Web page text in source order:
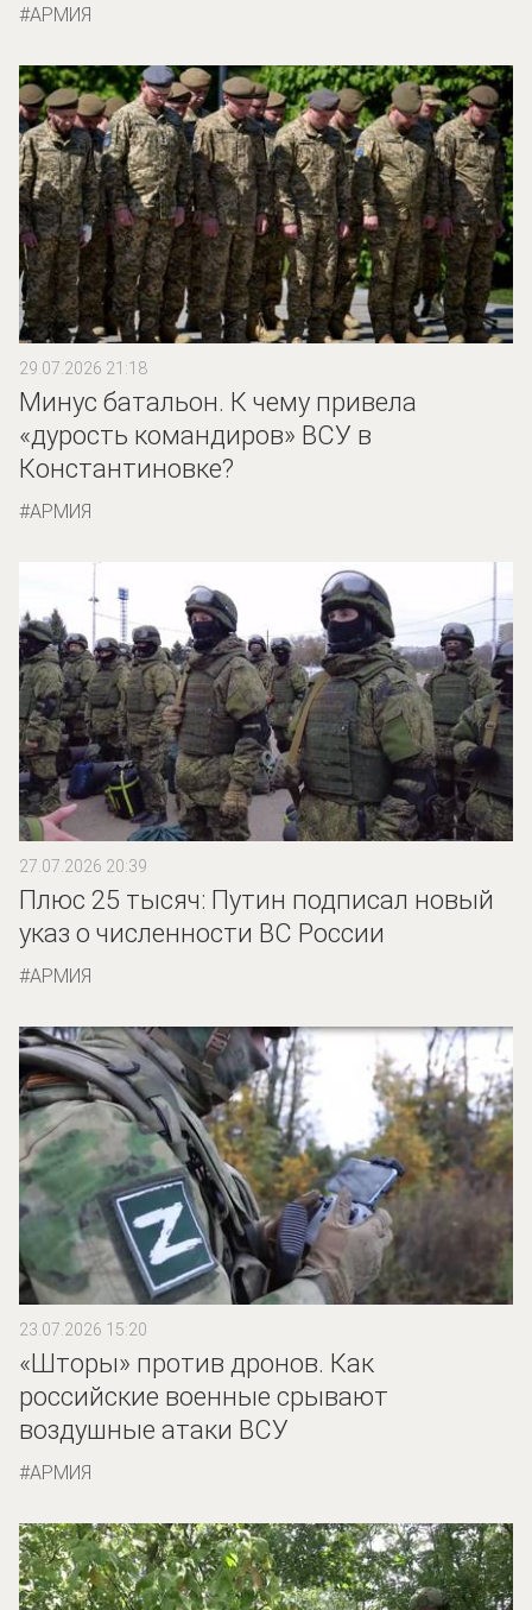
АРМИЯ
29.07.2026 21:18
Минус батальон. К чему привела
«дурость командиров» ВСУ в
Константиновке?
АРМИЯ
27.07.2026 20:39
Плюс 25 тысяч: Путин подписал новый
указ о численности ВС России
АРМИЯ
23.07.2026 15:20
«Шторы» против дронов. Как
российские военные срывают
воздушные атаки ВСУ
АРМИЯ